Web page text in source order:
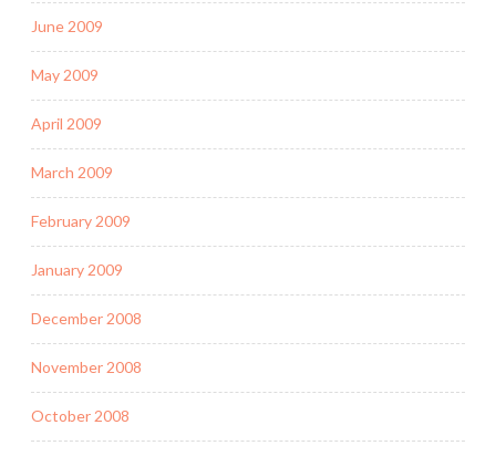
June 2009
May 2009
April 2009
March 2009
February 2009
January 2009
December 2008
November 2008
October 2008